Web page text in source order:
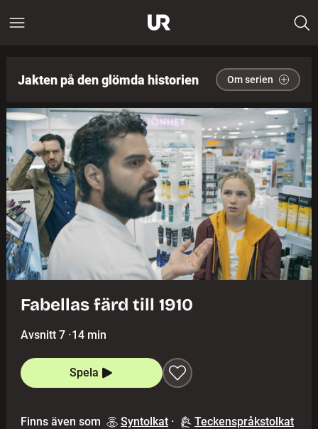
Jakten på den glömda historien Om serien
Fabellas färd till 1910
Avsnitt 7 ·14 min
Spela
Finns även som Syntolkat · Teckenspråkstolkat